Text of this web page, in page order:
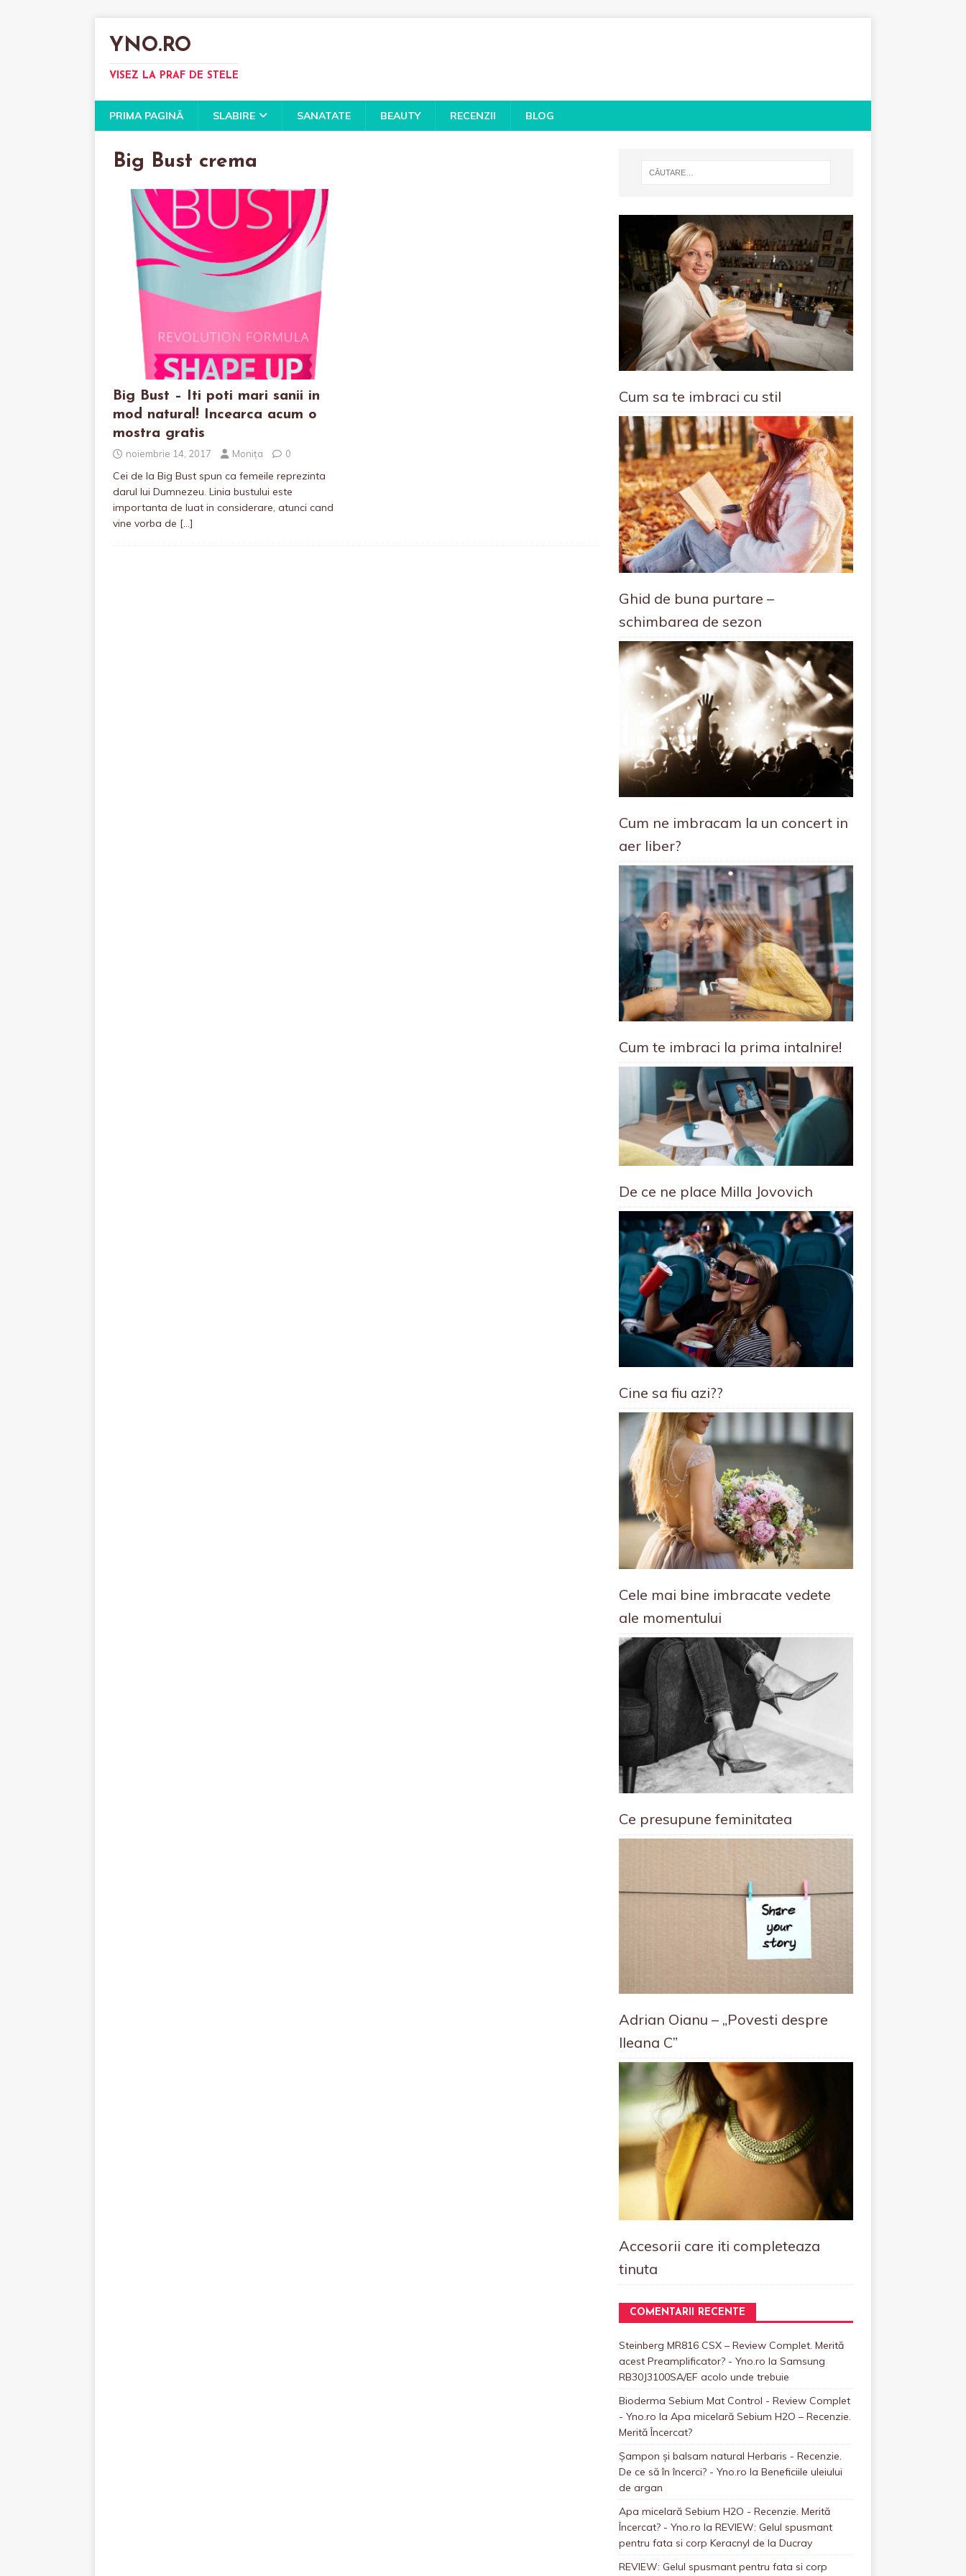
YNO.RO
VISEZ LA PRAF DE STELE
PRIMA PAGINĂ SLABIRE SANATATE BEAUTY RECENZII BLOG
Big Bust crema
Big Bust – Iti poti mari sanii in
mod natural! Incearca acum o
mostra gratis
noiembrie 14, 2017 Monița 0
Cei de la Big Bust spun ca femeile reprezinta
darul lui Dumnezeu. Linia bustului este
importanta de luat in considerare, atunci cand
vine vorba de […]
Cum sa te imbraci cu stil
Ghid de buna purtare –
schimbarea de sezon
Cum ne imbracam la un concert in
aer liber?
Cum te imbraci la prima intalnire!
De ce ne place Milla Jovovich
Cine sa fiu azi??
Cele mai bine imbracate vedete
ale momentului
Ce presupune feminitatea
Adrian Oianu – „Povesti despre
Ileana C”
Accesorii care iti completeaza
tinuta
COMENTARII RECENTE
Steinberg MR816 CSX – Review Complet. Merită
acest Preamplificator? - Yno.ro la Samsung
RB30J3100SA/EF acolo unde trebuie
Bioderma Sebium Mat Control - Review Complet
- Yno.ro la Apa micelară Sebium H2O – Recenzie.
Merită Încercat?
Șampon și balsam natural Herbaris - Recenzie.
De ce să în încerci? - Yno.ro la Beneficiile uleiului
de argan
Apa micelară Sebium H2O - Recenzie. Merită
Încercat? - Yno.ro la REVIEW: Gelul spusmant
pentru fata si corp Keracnyl de la Ducray
REVIEW: Gelul spusmant pentru fata si corp